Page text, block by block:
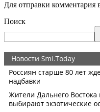
Для отправки комментария
Поиск